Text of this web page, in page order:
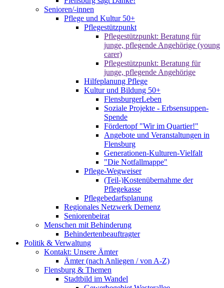
Senioren/-innen
Pflege und Kultur 50+
Pflegestützpunkt
Pflegestützpunkt: Beratung für
junge, pflegende Angehörige (young
carer)
Pflegestützpunkt: Beratung für
junge, pflegende Angehörige
Hilfeplanung Pflege
Kultur und Bildung 50+
FlensburgerLeben
Soziale Projekte - Erbsensuppen-
Spende
Fördertopf "Wir im Quartier!"
Angebote und Veranstaltungen in
Flensburg
Generationen-Kulturen-Vielfalt
"Die Notfallmappe"
Pflege-Wegweiser
(Teil-)Kostenübernahme der
Pflegekasse
Pflegebedarfsplanung
Regionales Netzwerk Demenz
Seniorenbeirat
Menschen mit Behinderung
Behindertenbeauftragter
Politik & Verwaltung
Kontakt: Unsere Ämter
Ämter (nach Anliegen / von A-Z)
Flensburg & Themen
Stadtbild im Wandel